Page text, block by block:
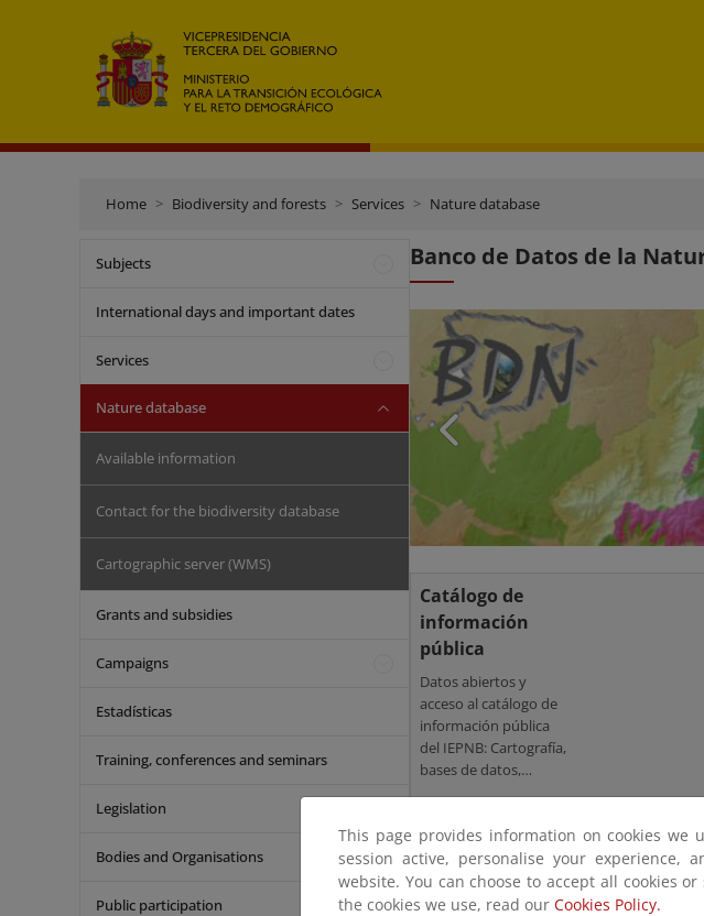
Home Biodiversity and forests Services Nature database
Subjects
International days and important dates
Services
Nature database
Available information
Contact for the biodiversity database
Cartographic server (WMS)
Grants and subsidies
Campaigns
Estadísticas
Training, conferences and seminars
Legislation
Bodies and Organisations
Public participation
Banco de Datos de la
Catálogo de
información
pública
Datos abiertos y
acceso al catálogo de
información pública
del IEPNB: Cartografía,
bases de datos,
metadatos,...
This page provides information on cookies we
session active, personalise your experience,
website. You can choose to accept all cookies
the cookies we use, read our Cookies Policy.